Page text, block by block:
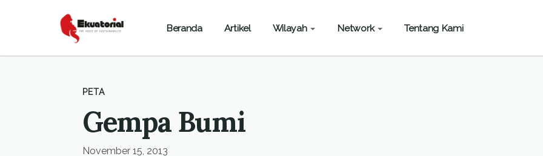
Beranda Artikel Wilayah Network Tentang Kami
PETA
Gempa Bumi
November 15, 2013